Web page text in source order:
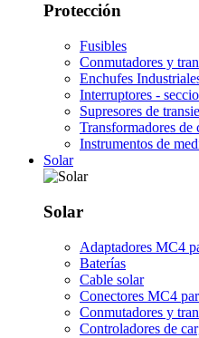
Protección
Fusibles
Conmutadores y
Enchufes
Interruptores -
Supresores de
Transformadores de
Instrumentos de
Solar
Solar
Adaptadores MC4
Baterías
Cable solar
Conectores MC4
Conmutadores y
Controladores de